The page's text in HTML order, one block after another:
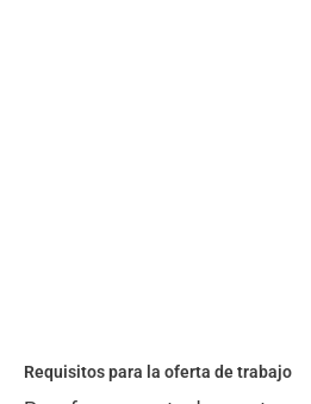
Requisitos para la oferta de trabajo